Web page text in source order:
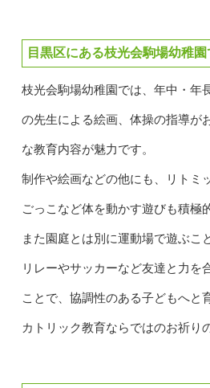
目黒区にある枝光会駒場幼稚園
枝光会駒場幼稚園では、年中・年
の先生による絵画、体操の指導が
な教育内容が魅力です。
制作や絵画などの他にも、リトミ
ごっこなど体を動かす遊びも積極
また園庭とは別に運動場で遊ぶこ
リレーやサッカーなど友達と力を
ことで、協調性のある子どもへと
カトリック教育ならではのお祈り